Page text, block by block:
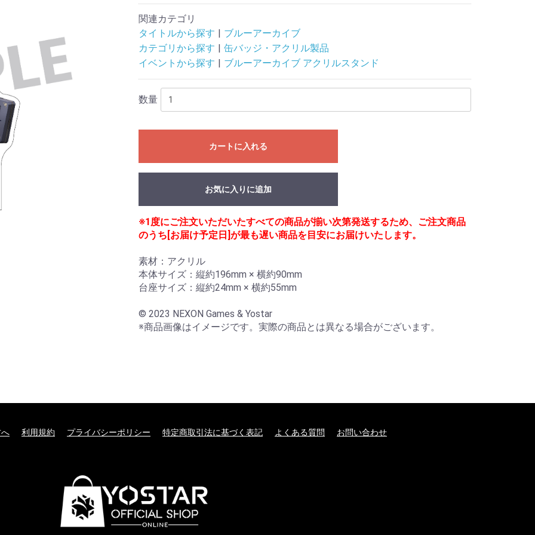
関連カテゴリ
タイトルから探す
ブルーアーカイブ
カテゴリから探す
缶バッジ・アクリル製品
イベントから探す
ブルーアーカイブ アクリルスタンド
数量
カートに入れる
お気に入りに追加
※1度にご注文いただいたすべての商品が揃い次第発送するため、ご注文商品
のうち[お届け予定日]が最も遅い商品を目安にお届けいたします。
素材：アクリル
本体サイズ：縦約196mm × 横約90mm
台座サイズ：縦約24mm × 横約55mm
© 2023 NEXON Games & Yostar
※商品画像はイメージです。実際の商品とは異なる場合がございます。
利用規約 プライバシーポリシー 特定商取引法に基づく表記 よくある質問 お問い合わせ